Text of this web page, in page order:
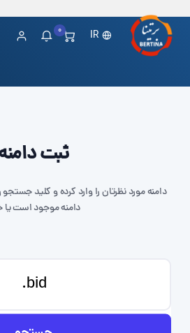
IR
0
ثبت
دامنه مورد نظرتان را وارد کرده و کلید جستجو
دامنه موجود است یا